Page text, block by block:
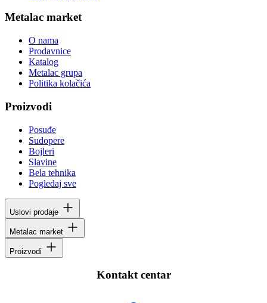
Metalac market
O nama
Prodavnice
Katalog
Metalac grupa
Politika kolačića
Proizvodi
Posuđe
Sudopere
Bojleri
Slavine
Bela tehnika
Pogledaj sve
Uslovi prodaje
Metalac market
Proizvodi
Kontakt centar